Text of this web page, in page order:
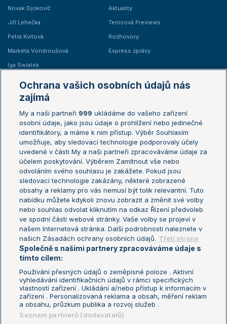
Novak Djokovič
Jiří Lehečka
Petra Kvitová
Markéta Vondroušová
Iga Swiatek
Aktuality
Tenisová Previews
Rozhovory
Express zprávy
Žebříčky
Žebříček ATP (muži)
Žebříček WTA (ženy)
Sázkařský žebříček
Australian Open
French Open
Wimbledon
US Open
Turnaj mistrů
Turnaj mistryň
Aktualní trendy
Fotbalové přestupy
Livesport Daily
LS Prague Open
Podmínky užití
Nastavení soukromí
GDPR a žurnalistika
Reklama
Kontakt
Informace o zpracování osobních
údajů
Ochrana vašich osobních údajů nás
zajímá
My a naši partneři 999 ukládáme do vašeho zařízení
osobní údaje, jako jsou údaje o prohlížení nebo jedinečné
identifikátory, a máme k nim přístup. Výběr Souhlasím
umožňuje, aby sledovací technologie podporovaly účely
uvedené v části My a naši partneři zpracováváme údaje za
účelem poskytování. Výběrem Zamítnout vše nebo
odvoláním svého souhlasu je zakážete. Pokud jsou
sledovací technologie zakázány, některé zobrazené
obsahy a reklamy pro vás nemusí být tolik relevantní. Tuto
nabídku můžete kdykoli znovu zobrazit a změnit své volby
nebo souhlas odvolat kliknutím na odkaz Řízení předvoleb
ve spodní části webové stránky. Vaše volby se projeví v
našem Internetová stránka. Další podrobnosti naleznete v
našich Zásadách ochrany osobních údajů. Třetí strany
Společně s našimi partnery zpracováváme údaje s
tímto cílem:
Používání přesných údajů o zeměpisné poloze . Aktivní
vyhledávání identifikačních údajů v rámci specifických
vlastností zařízení . Ukládání a/nebo přístup k informacím v
zařízení . Personalizovaná reklama a obsah, měření reklam
a obsahu, průzkum publika a rozvoj služeb .
Seznam partnerů (dodavatelů)